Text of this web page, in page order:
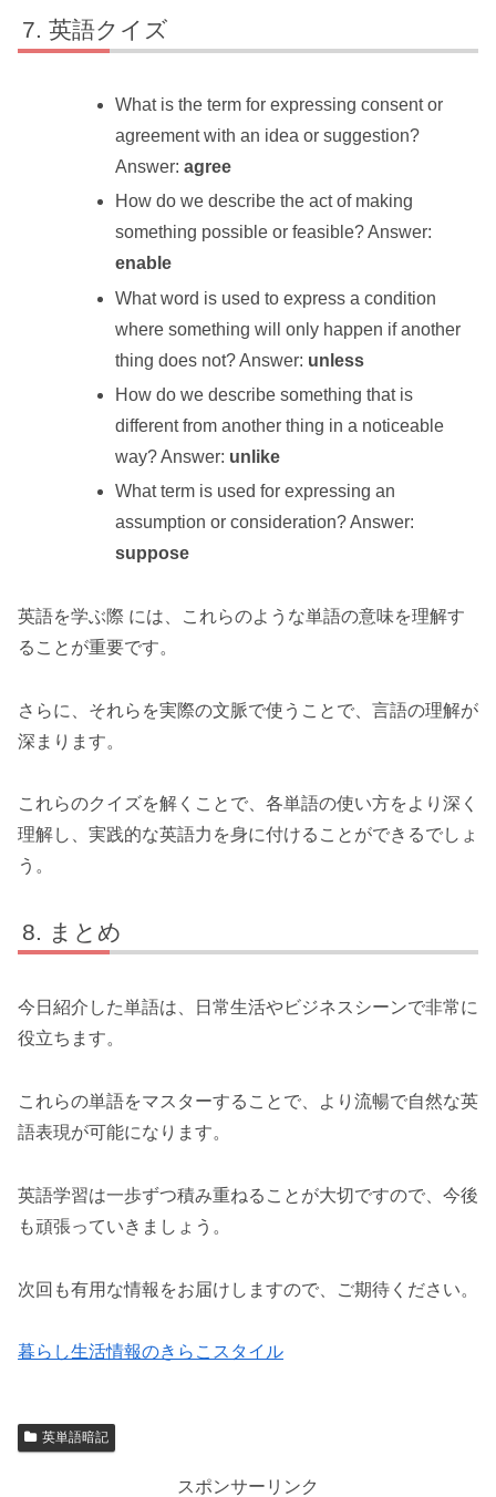
英語クイズ
What is the term for expressing consent or
agreement with an idea or suggestion?
Answer: agree
How do we describe the act of making
something possible or feasible? Answer:
enable
What word is used to express a condition
where something will only happen if another
thing does not? Answer: unless
How do we describe something that is
different from another thing in a noticeable
way? Answer: unlike
What term is used for expressing an
assumption or consideration? Answer:
suppose
英語を学ぶ際 には、これらのような単語の意味を理解す
ることが重要です。
さらに、それらを実際の文脈で使うことで、言語の理解が
深まります。
これらのクイズを解くことで、各単語の使い方をより深く
理解し、実践的な英語力を身に付けることができるでしょ
う。
まとめ
今日紹介した単語は、日常生活やビジネスシーンで非常に
役立ちます。
これらの単語をマスターすることで、より流暢で自然な英
語表現が可能になります。
英語学習は一歩ずつ積み重ねることが大切ですので、今後
も頑張っていきましょう。
次回も有用な情報をお届けしますので、ご期待ください。
暮らし生活情報のきらこスタイル
英単語暗記
スポンサーリンク